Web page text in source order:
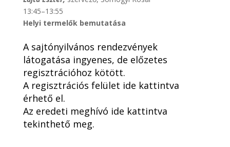
13:45–13:55
Helyi termelők bemutatása
A sajtónyilvános rendezvények
látogatása ingyenes, de előzetes
regisztrációhoz kötött.
A regisztrációs felület ide kattintva
érhető el.
Az eredeti meghívó ide kattintva
tekinthető meg.